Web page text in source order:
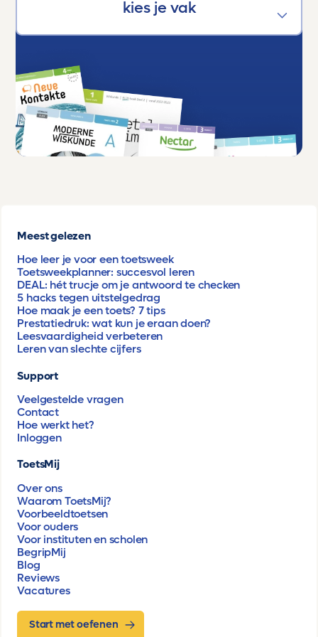
Meest gelezen
Hoe leer je voor een toetsweek
Toetsweekplanner: succesvol leren
DEAL: hét trucje om je antwoord te checken
5 hacks tegen uitstelgedrag
Hoe maak je een toets? 7 tips
Prestatiedruk: wat kun je eraan doen?
Leesvaardigheid verbeteren
Leren van slechte cijfers
Support
Veelgestelde vragen
Contact
Hoe werkt het?
Inloggen
ToetsMij
Over ons
Waarom ToetsMij?
Voorbeeldtoetsen
Voor ouders
Voor instituten en scholen
BegripMij
Blog
Reviews
Vacatures
Start met oefenen